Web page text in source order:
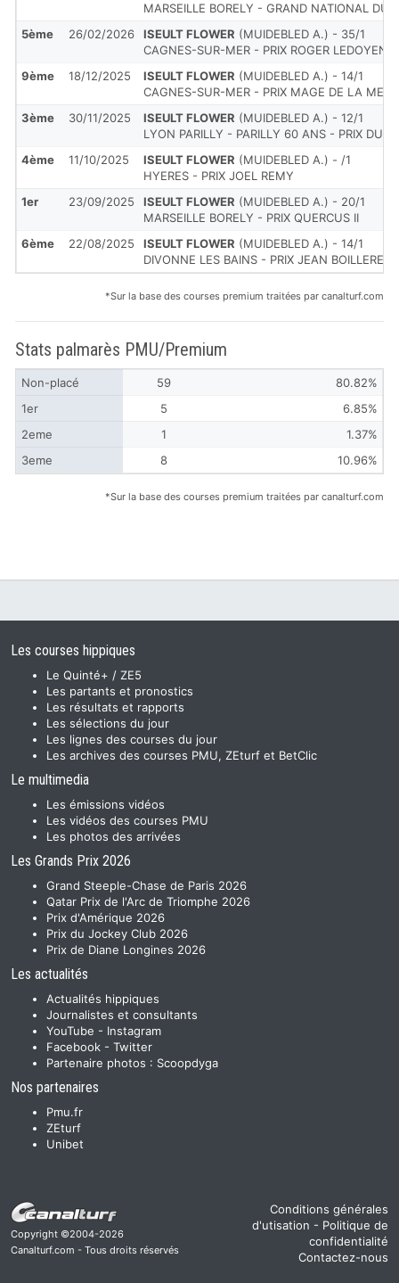
MARSEILLE BORELY - GRAND NATIONAL DU
5ème
26/02/2026 ISEULT FLOWER (MUIDEBLED A.) - 35/1
CAGNES-SUR-MER - PRIX ROGER LEDOYEN
9ème
18/12/2025 ISEULT FLOWER (MUIDEBLED A.) - 14/1
CAGNES-SUR-MER - PRIX MAGE DE LA
3ème
30/11/2025 ISEULT FLOWER (MUIDEBLED A.) - 12/1
LYON PARILLY - PARILLY 60 ANS - PRIX DU
4ème
11/10/2025 ISEULT FLOWER (MUIDEBLED A.) - /1
HYERES - PRIX JOEL REMY
1er
23/09/2025 ISEULT FLOWER (MUIDEBLED A.) - 20/1
MARSEILLE BORELY - PRIX QUERCUS II
6ème
22/08/2025 ISEULT FLOWER (MUIDEBLED A.) - 14/1
DIVONNE LES BAINS - PRIX JEAN
*Sur la base des courses premium traitées par canalturf.com
Stats palmarès PMU/Premium
Non-placé 59
80.82%
1er
5
6.85%
2eme
1
1.37%
3eme
8 10.96%
*Sur la base des courses premium traitées par canalturf.com
Les courses hippiques
Le Quinté+ / ZE5
Les partants et pronostics
Les résultats et rapports
Les sélections du jour
Les lignes des courses du jour
Les archives des courses PMU, ZEturf et BetClic
Le multimedia
Les émissions vidéos
Les vidéos des courses PMU
Les photos des arrivées
Les Grands Prix 2026
Grand Steeple-Chase de Paris 2026
Qatar Prix de l'Arc de Triomphe 2026
Prix d'Amérique 2026
Prix du Jockey Club 2026
Prix de Diane Longines 2026
Les actualités
Actualités hippiques
Journalistes et consultants
YouTube - Instagram
Facebook - Twitter
Partenaire photos : Scoopdyga
Nos partenaires
Pmu.fr
ZEturf
Unibet
Copyright ©2004-2026
Canalturf.com - Tous droits réservés
Conditions générales
d'utisation - Politique de
confidentialité
Contactez-nous